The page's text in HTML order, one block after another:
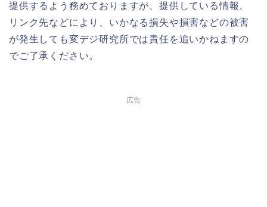
提供するよう務めておりますが、提供している情報、
リンク先などにより、いかなる損失や損害などの被害
が発生しても変デジ研究所では責任を追いかねますの
でご了承ください。
広告